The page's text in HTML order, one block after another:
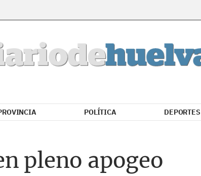
POLÍTICA DEPORTES
pleno apogeo